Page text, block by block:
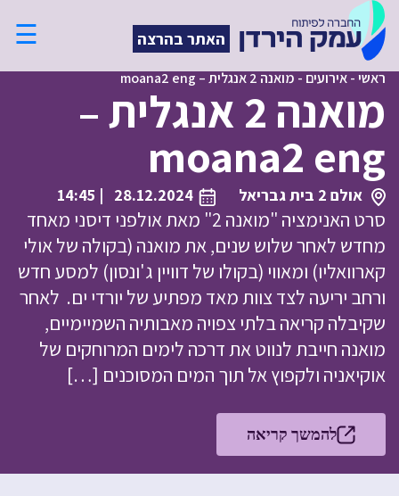
האתר בהרצה ☰
ראשי-אירועים - מואנה 2 אנגלית – moana2 eng
מואנה 2 אנגלית –
moana2 eng
אולם 2 בית גבריאל 28.12.2024
| 14:45
סרט האנימציה "מואנה 2" מאת אולפני דיסני מאחד
מחדש לאחר שלוש שנים, את מואנה (בקולה של אולי
קארוואליו) ומאווי (בקולו של דוויין ג'ונסון) למסע חדש
ורחב יריעה לצד צוות מאד מפתיע של יורדי ים. לאחר
שקיבלה קריאה בלתי צפויה מאבותיה השמיימיים,
מואנה חייבת לנווט את דרכה לימים המרוחקים של
אוקיאניה ולקפוץ אל תוך המים המסוכנים […]
להמשך קריאה